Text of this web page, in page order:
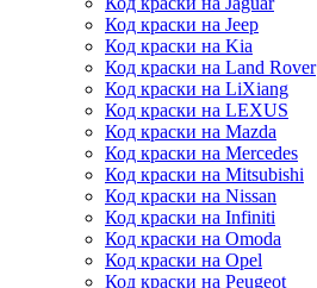
Код краски на Jeep
Код краски на Kia
Код краски на Land Rover
Код краски на LiXiang
Код краски на LEXUS
Код краски на Mazda
Код краски на Mercedes
Код краски на Mitsubishi
Код краски на Nissan
Код краски на Infiniti
Код краски на Omoda
Код краски на Opel
Код краски на Peugeot